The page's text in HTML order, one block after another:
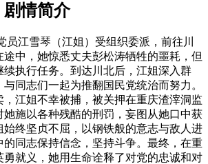
情简介
员江雪琴（江姐）受组织委派，前往川
中，她惊悉丈夫彭松涛牺牲的噩耗，但
续执行任务。到达川北后，江姐深入群
同志们一起为推翻国民党统治而努力。
，江姐不幸被捕，被关押在重庆渣滓洞监
她施以各种残酷的刑罚，妄图从她口中获
始终坚贞不屈，以钢铁般的意志与敌人进
的同志保持信念，坚持斗争。最终，在重
勇就义，她用生命诠释了对党的忠诚和对